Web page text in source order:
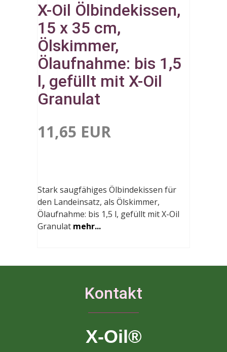
X-Oil Ölbindekissen,
15 x 35 cm,
Ölskimmer,
Ölaufnahme: bis 1,5
l, gefüllt mit X-Oil
Granulat
11,65 EUR
Stark saugfähiges Ölbindekissen für
den Landeinsatz, als Ölskimmer,
Ölaufnahme: bis 1,5 l, gefüllt mit X-Oil
Granulat mehr...
Kontakt
X-Oil®